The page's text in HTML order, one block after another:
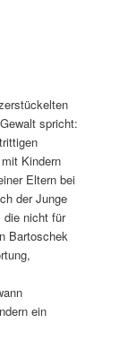
spricht:
Kindern
Eltern bei
der Junge
die nicht für
Bartoschek
ein